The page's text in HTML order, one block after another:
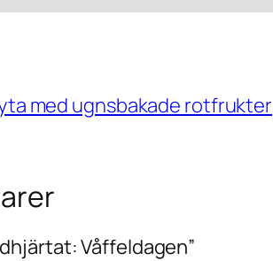
med ugnsbakade rotfrukter
Våffeldagen”